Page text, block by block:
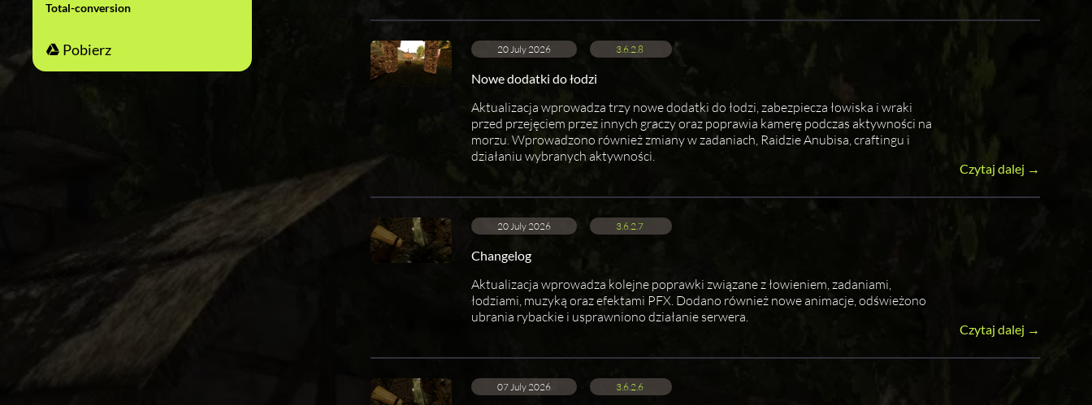
Total-conversion
Pobierz 20 July 2026 3.6.2.8
Nowe dodatki do łodzi
Aktualizacja wprowadza trzy nowe dodatki do łodzi, zabezpiecza łowiska i wraki
przed przejęciem przez innych graczy oraz poprawia kamerę podczas aktywności na
morzu. Wprowadzono również zmiany w zadaniach, Raidzie Anubisa, craftingu i
działaniu wybranych aktywności.
Czytaj dalej →
20 July 2026 3.6.2.7
Changelog
Aktualizacja wprowadza kolejne poprawki związane z łowieniem, zadaniami,
łodziami, muzyką oraz efektami PFX. Dodano również nowe animacje, odświeżono
ubrania rybackie i usprawniono działanie serwera.
Czytaj dalej →
07 July 2026 3.6.2.6